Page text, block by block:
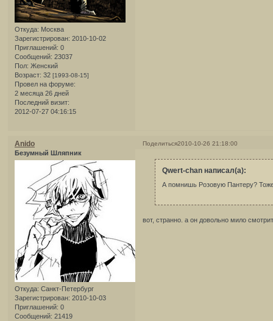
Откуда: Москва
Зарегистрирован: 2010-10-02
Приглашений: 0
Сообщений: 23037
Пол: Женский
Возраст: 32 [1993-08-15]
Провел на форуме:
2 месяца 26 дней
Последний визит:
2012-07-27 04:16:15
Поделиться2010-10-26 21:18:00
Anido
Безумный Шляпник
Откуда: Санкт-Петербург
Зарегистрирован: 2010-10-03
Приглашений: 0
Сообщений: 21419
Qwert-chan написал(а):
А помнишь Розовую Пантеру?
вот, странно. а он довольно мило